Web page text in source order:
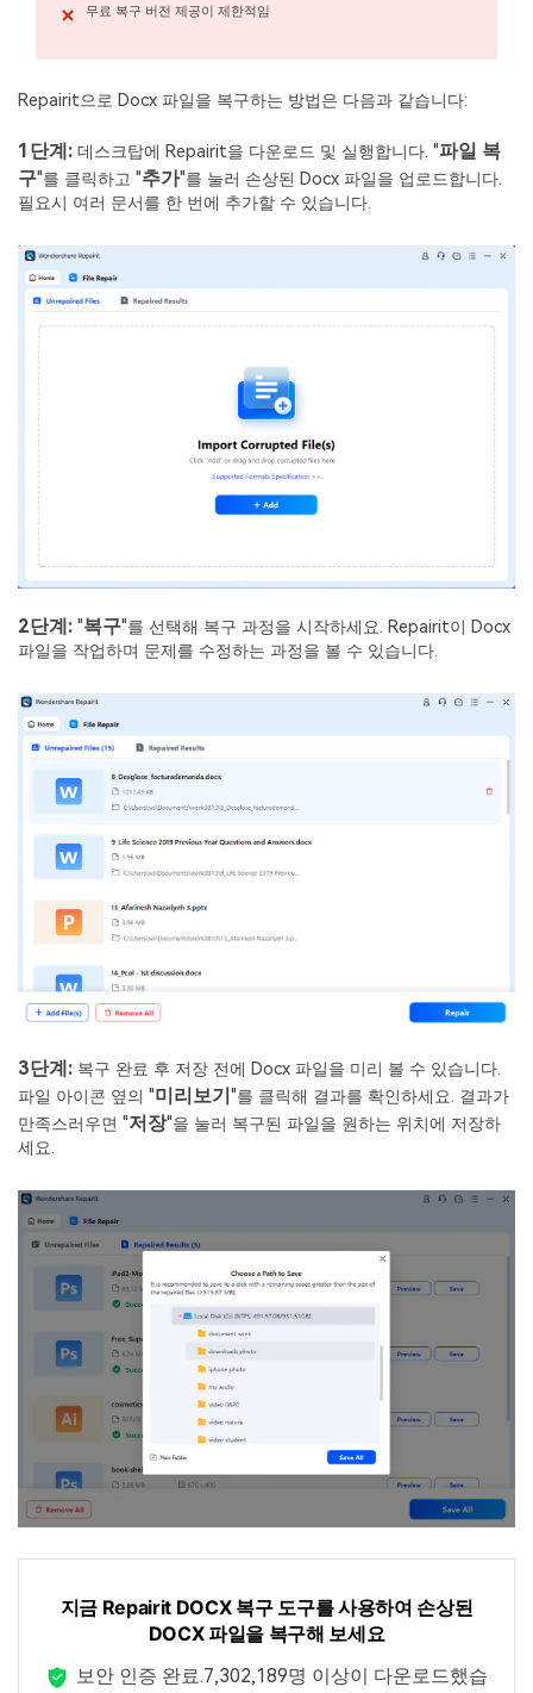
무료 복구 버전 제공이 제한적임
Repairit으로 Docx 파일을 복구하는 방법은 다음과 같습니다:
1단계: 데스크탑에 Repairit을 다운로드 및 실행합니다. "파일 복
구"를 클릭하고 "추가"를 눌러 손상된 Docx 파일을 업로드합니다.
필요시 여러 문서를 한 번에 추가할 수 있습니다.
2단계: "복구"를 선택해 복구 과정을 시작하세요. Repairit이 Docx
파일을 작업하며 문제를 수정하는 과정을 볼 수 있습니다.
3단계: 복구 완료 후 저장 전에 Docx 파일을 미리 볼 수 있습니다.
파일 아이콘 옆의 "미리보기"를 클릭해 결과를 확인하세요. 결과가
만족스러우면 "저장"을 눌러 복구된 파일을 원하는 위치에 저장하
세요.
지금 Repairit DOCX 복구 도구를 사용하여 손상된
DOCX 파일을 복구해 보세요
보안 인증 완료.7,302,189명 이상이 다운로드했습